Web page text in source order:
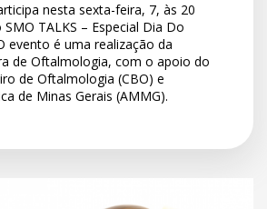
nesta sexta-feira, 7, às 20
TALKS – Especial Dia Do
evento é uma realização da
de Oftalmologia, com o apoio do
de Oftalmologia (CBO) e
de Minas Gerais (AMMG).